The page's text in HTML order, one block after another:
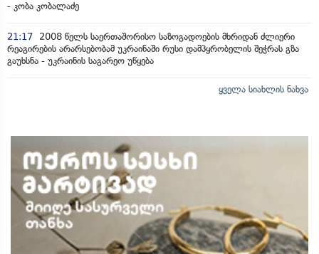
- კობა კობალაძე
21:17
2008 წელს საერთაშორისო საზოგადოების მხრიდან ძლიერი
რეაგირების არარსებობამ უკრაინაში რუსი დამპყრობელის შეჭრას გზა
გაუხსნა - უკრაინის საგარეო უწყება
ყველა სიახლის ნახვა